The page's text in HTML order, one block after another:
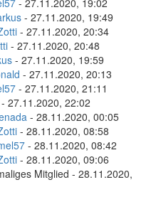
- 27.11.2020, 19:02
- 27.11.2020, 19:49
- 27.11.2020, 20:34
- 27.11.2020, 20:48
- 27.11.2020, 19:59
- 27.11.2020, 20:13
- 27.11.2020, 21:11
- 27.11.2020, 22:02
- 28.11.2020, 00:05
- 28.11.2020, 08:58
- 28.11.2020, 08:42
- 28.11.2020, 09:06
Mitglied - 28.11.2020,